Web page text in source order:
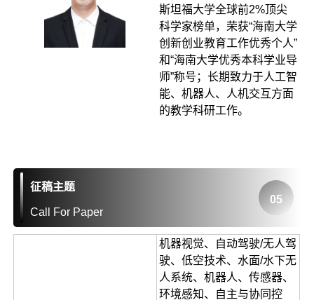
斯坦福大学全球前2%顶尖
科学家榜单，荣获“海南大学
创新创业教育工作优秀个人”
和“海南大学优秀本科学业导
师”称号；长期致力于人工智
能、机器人、人机交互方面
的教学科研工作。
征稿主题
Call For Paper
05
机器视觉、自动驾驶/无人驾
驶、低空技术、水面/水下无
人系统、机器人、传感器、
环境感知、自主与协同控